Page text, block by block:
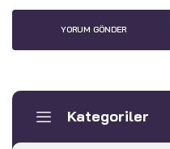
Kategoriler